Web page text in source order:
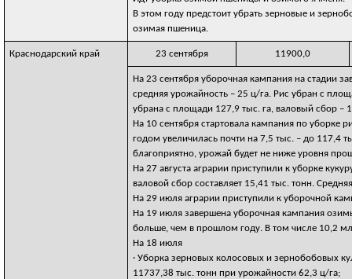
В этом году предстоит убрать зерновые и
озимая пшеница.
Краснодарский край 23 сентября 11900,0
На 23 сентября уборочная кампания на стадии
средняя урожайность – 25 ц/га. Рис убран с
убрана с площади 127,9 тыс. га, валовый сбор –
На 10 сентября стартовала кампания по уборке
годом увеличилась почти на 7,5 тыс. – до 117,4
благоприятно, урожай будет не ниже уровня
На 27 августа аграрии приступили к уборке
валовой сбор составляет 15,41 тыс. тонн.
На 29 июля аграрии приступили к уборочной
На 19 июля завершена уборочная кампания
больше, чем в прошлом году. В том числе 10,2
На 18 июля
· Уборка зерновых колосовых и зернобобовых
11737,38 тыс. тонн при урожайности 62,3 ц/га;